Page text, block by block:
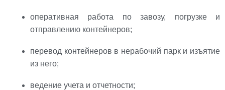
оперативная работа по завозу, погрузке и
отправлению контейнеров;
перевод контейнеров в нерабочий парк и изъятие
из него;
ведение учета и отчетности;